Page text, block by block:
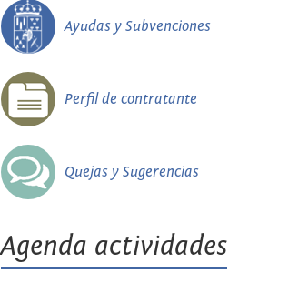
Ayudas y Subvenciones
Perfil de contratante
Quejas y Sugerencias
Agenda actividades